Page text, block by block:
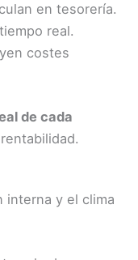
en tesorería.
real.
costes
de cada
interna y el clima